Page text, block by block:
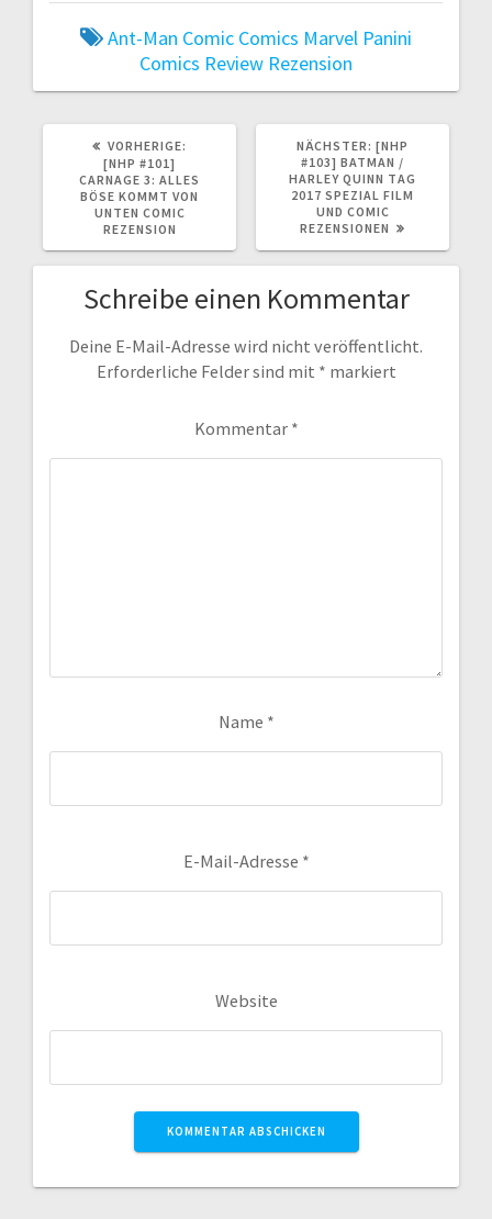
Ant-Man Comic Comics Marvel Panini
Comics Review Rezension
VORHERIGE:
[NHP #101]
CARNAGE 3: ALLES
BÖSE KOMMT VON
UNTEN COMIC
REZENSION
NÄCHSTER: NÄCHSTER
BEITRAG:
[NHP
#103] BATMAN /
HARLEY QUINN TAG
2017 SPEZIAL FILM
UND COMIC
REZENSIONEN
Schreibe einen Kommentar
Deine E-Mail-Adresse wird nicht veröffentlicht.
Erforderliche Felder sind mit * markiert
Kommentar *
Name *
E-Mail-Adresse *
Website